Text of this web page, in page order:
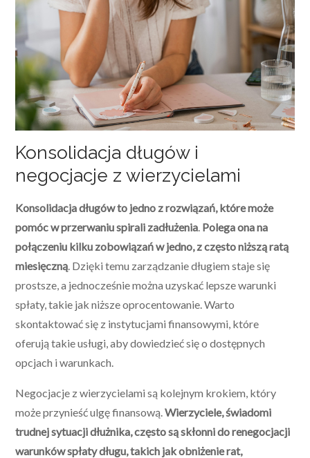
Konsolidacja długów i
negocjacje z wierzycielami
Konsolidacja długów to jedno z rozwiązań, które może
pomóc w przerwaniu spirali zadłużenia Polega ona na
połączeniu kilku zobowiązań w jedno, z często niższą ratą
miesięczną . Dzięki temu zarządzanie długiem staje się
prostsze, a jednocześnie można uzyskać lepsze warunki
spłaty, takie jak niższe oprocentowanie. Warto
skontaktować się z instytucjami finansowymi, które
oferują takie usługi, aby dowiedzieć się o dostępnych
opcjach i warunkach.
Negocjacje z wierzycielami są kolejnym krokiem, który
może przynieść ulgę finansową.Wierzyciele, świadomi
trudnej sytuacji dłużnika, często są skłonni do renegocjacji
warunków spłaty długu, takich jak obniżenie rat,